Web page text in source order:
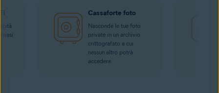
Cassaforte foto
Nasconde le tue foto
private in un archivio
crittografato a cui
nessun altro potrà
accedere.